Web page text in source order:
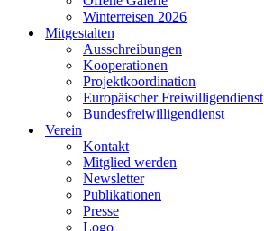
Winterreisen 2026
Mitgestalten
Ausschreibungen
Kooperationen
Projektkoordination
Europäischer Freiwilligendienst
Bundesfreiwilligendienst
Verein
Kontakt
Mitglied werden
Newsletter
Publikationen
Presse
Logo